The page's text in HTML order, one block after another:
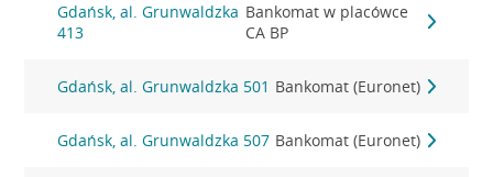
Gdańsk, al. Grunwaldzka
413
Bankomat w placówce
CA BP
Gdańsk, al. Grunwaldzka 501 Bankomat (Euronet)
Gdańsk, al. Grunwaldzka 507 Bankomat (Euronet)